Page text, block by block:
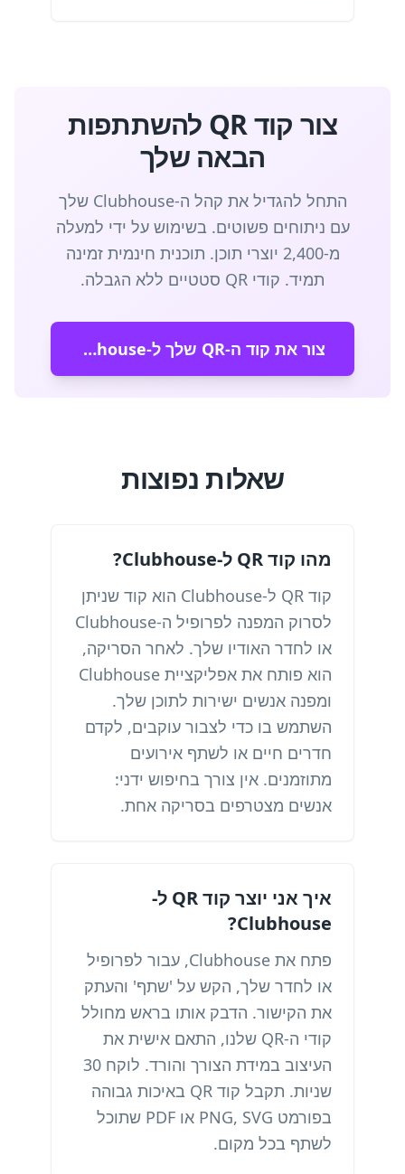
צור קוד QR להשתתפות
הבאה שלך
התחל להגדיל את קהל ה-Clubhouse שלך
עם ניתוחים פשוטים. בשימוש על ידי למעלה
מ-2,400 יוצרי תוכן. תוכנית חינמית זמינה
תמיד. קודי QR סטטיים ללא הגבלה.
צור את קוד ה-QR שלך ל-Clubhouse תוך 30 שניות
שאלות נפוצות
מהו קוד QR ל-Clubhouse?
קוד QR ל-Clubhouse הוא קוד שניתן
לסרוק המפנה לפרופיל ה-Clubhouse
או לחדר האודיו שלך. לאחר הסריקה,
הוא פותח את אפליקציית Clubhouse
ומפנה אנשים ישירות לתוכן שלך.
השתמש בו כדי לצבור עוקבים, לקדם
חדרים חיים או לשתף אירועים
מתוזמנים. אין צורך בחיפוש ידני:
אנשים מצטרפים בסריקה אחת.
איך אני יוצר קוד QR ל-
Clubhouse?
פתח את Clubhouse, עבור לפרופיל
או לחדר שלך, הקש על 'שתף' והעתק
את הקישור. הדבק אותו בראש מחולל
קודי ה-QR שלנו, התאם אישית את
העיצוב במידת הצורך והורד. לוקח 30
שניות. תקבל קוד QR באיכות גבוהה
בפורמט PNG, SVG או PDF שתוכל
לשתף בכל מקום.